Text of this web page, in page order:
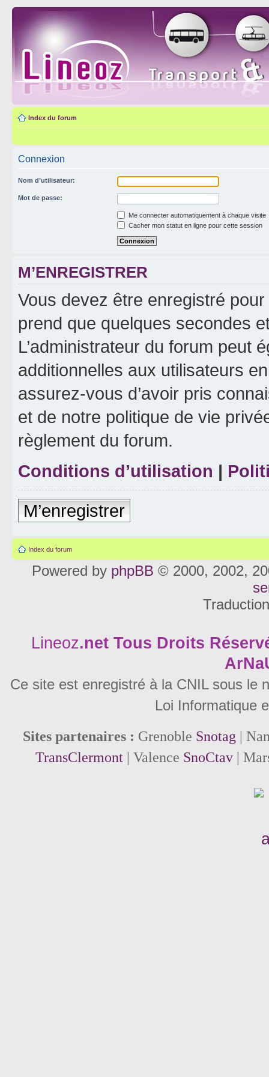
Index du forum
Connexion
Nom d’utilisateur:
Mot de passe:
Me connecter automatiquement à chaque visite
Cacher mon statut en ligne pour cette session
M’ENREGISTRER
Vous devez être enregistré
prend que quelques secondes
L’administrateur du forum peut
additionnelles aux utilisateurs
assurez-vous d’avoir pris
et de notre politique de vie
règlement du forum.
Conditions d’utilisation |
M’enregistrer
Index du forum
Powered by phpBB © 2000, 2002,
Lineoz.net Tous Droits
Ce site est enregistré à la CNIL sous le
Loi Informatique
Sites partenaires : Grenoble Snotag |
TransClermont| Valence SnoCtav|